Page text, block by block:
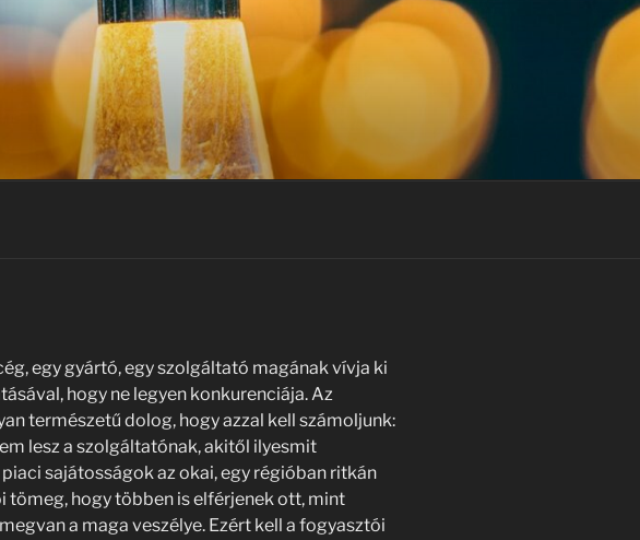
egy gyártó, egy szolgáltató magának vívja ki
hogy ne legyen konkurenciája. Az
természetű dolog, hogy azzal kell számoljunk:
lesz a szolgáltatónak, akitől ilyesmit
sajátosságok az okai, egy régióban ritkán
tömeg, hogy többen is elférjenek ott, mint
a maga veszélye. Ezért kell a fogyasztói